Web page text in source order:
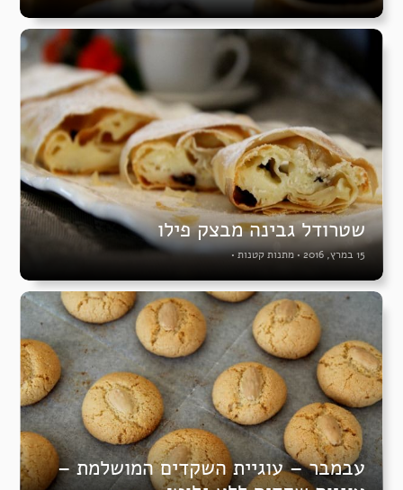
שטרודל גבינה מבצק פילו
15 במרץ, 2016 •מתנות קטנות•
עבמבר – עוגיית השקדים המושלמת –